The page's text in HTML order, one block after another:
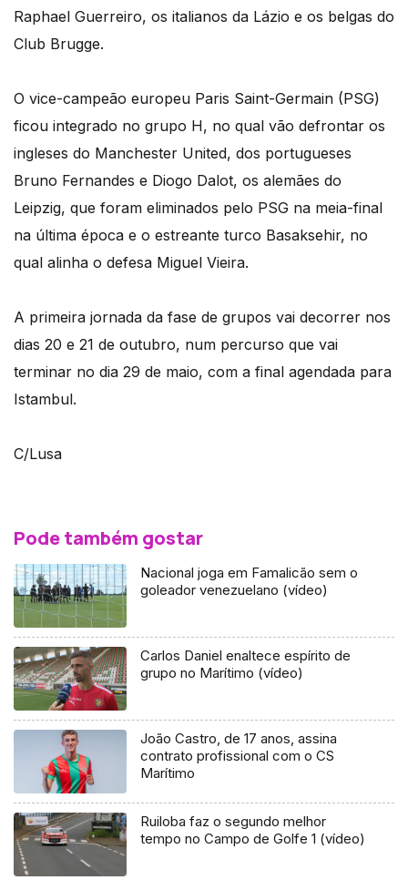
Raphael Guerreiro, os italianos da Lázio e os belgas do
Club Brugge.
O vice-campeão europeu Paris Saint-Germain (PSG)
ficou integrado no grupo H, no qual vão defrontar os
ingleses do Manchester United, dos portugueses
Bruno Fernandes e Diogo Dalot, os alemães do
Leipzig, que foram eliminados pelo PSG na meia-final
na última época e o estreante turco Basaksehir, no
qual alinha o defesa Miguel Vieira.
A primeira jornada da fase de grupos vai decorrer nos
dias 20 e 21 de outubro, num percurso que vai
terminar no dia 29 de maio, com a final agendada para
Istambul.
C/Lusa
Pode também gostar
Nacional joga em Famalicão sem o
goleador venezuelano (vídeo)
Carlos Daniel enaltece espírito de
grupo no Marítimo (vídeo)
João Castro, de 17 anos, assina
contrato profissional com o CS
Marítimo
Ruiloba faz o segundo melhor
tempo no Campo de Golfe 1 (vídeo)